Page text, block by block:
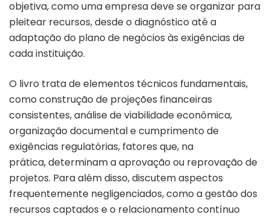
objetiva, como uma empresa deve se organizar para
pleitear recursos, desde o diagnóstico até a
adaptação do plano de negócios às exigências de
cada instituição.
O livro trata de elementos técnicos fundamentais,
como construção de projeções financeiras
consistentes, análise de viabilidade econômica,
organização documental e cumprimento de
exigências regulatórias, fatores que, na
prática, determinam a aprovação ou reprovação de
projetos. Para além disso, discutem aspectos
frequentemente negligenciados, como a gestão dos
recursos captados e o relacionamento contínuo